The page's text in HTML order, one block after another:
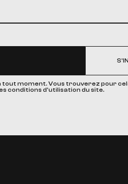
tout moment. Vous trouverez pour
conditions d'utilisation du site.